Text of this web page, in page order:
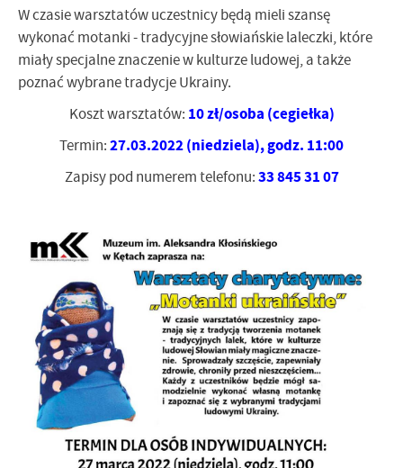
W czasie warsztatów uczestnicy będą mieli szansę
wykonać motanki - tradycyjne słowiańskie laleczki, które
miały specjalne znaczenie w kulturze ludowej, a także
poznać wybrane tradycje Ukrainy.
Koszt warsztatów: 10 zł/osoba (cegiełka)
Termin:27.03.2022 (niedziela), godz. 11:00
Zapisy pod numerem telefonu:33 845 31 07